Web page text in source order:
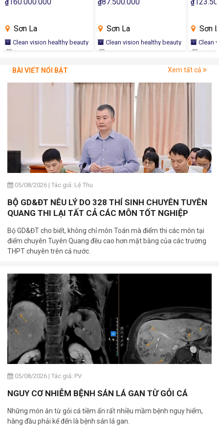
₫160.000.000
Sơn La
Clean vision healthy beauty
₫87.500.000
Sơn La
Clean vision healthy beauty
₫
Sơn
Clean
BÀI VIẾT NỔI BẬT Xem tất cả
05/08/2026 | Tác giả: Lệ Thu
BỘ GD&ĐT NÊU LÝ DO 328 THÍ SINH CHUYÊN TUYÊN
QUANG THI LẠI TẤT CẢ CÁC MÔN TỐT NGHIỆP
Bộ GD&ĐT cho biết, không chỉ môn Toán mà điểm thi các môn tại
điểm chuyên Tuyên Quang đều cao hơn mặt bằng của các trường
THPT chuyên trên cả nước.
05/08/2026 | Tác giả: PV
NGUY CƠ NHIỄM BỆNH SÁN LÁ GAN TỪ GỎI CÁ
Những món ăn từ gỏi cá tiềm ẩn rất nhiều mầm bệnh nguy hiểm,
hàng đầu phải kể đến là bệnh sán lá gan.